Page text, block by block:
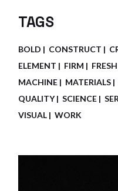
TAGS
BOLD CONSTRUCT
ELEMENT
FIRM FRESH
MACHINE
MATERIALS
QUALITY
SCIENCE
VISUAL
WORK